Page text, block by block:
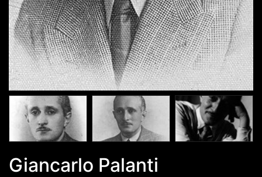
Giancarlo Palanti